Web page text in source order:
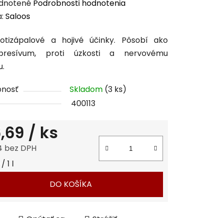
Podrobnosti hodnotenia
Saloos
a hojivé účinky. Pôsobí ako
proti úzkosti a nervovému
Skladom (3 ks)
400113
/ ks
bez DPH
cena:
1 l
DO KOŠÍKA